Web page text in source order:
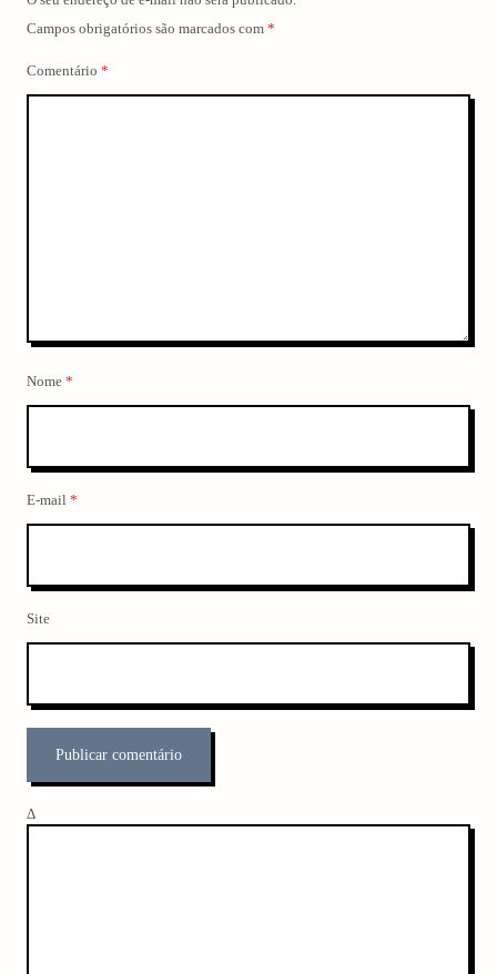
Campos obrigatórios são marcados com *
Comentário *
Nome *
E-mail *
Site
Δ